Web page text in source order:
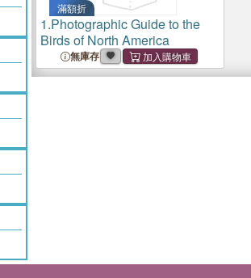
滿額折
1.Photographic Guide to the
Birds of North America
無庫存